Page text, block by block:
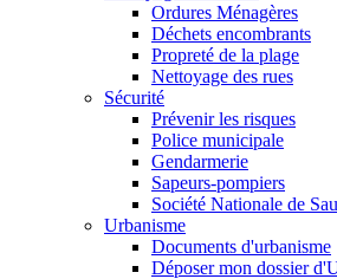
Ordures Ménagères
Déchets encombrants
Propreté de la plage
Nettoyage des rues
Sécurité
Prévenir les risques
Police municipale
Gendarmerie
Sapeurs-pompiers
Société Nationale de
Urbanisme
Documents d'urbanisme
Déposer mon dossier